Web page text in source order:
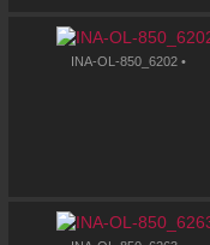
INA-OL-850_6202 •